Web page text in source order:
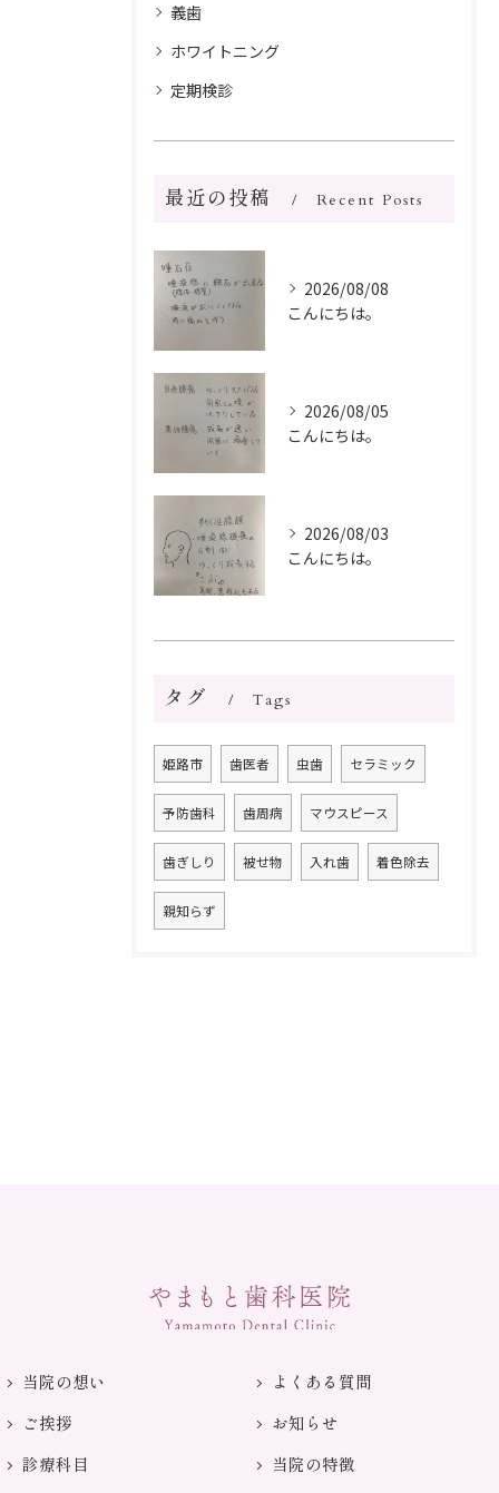
義歯
ホワイトニング
定期検診
最近の投稿 Recent Posts
2026/08/08
こんにちは。
2026/08/05
こんにちは。
2026/08/03
こんにちは。
タグ Tags
姫路市 歯医者 虫歯 セラミック
予防歯科 歯周病 マウスピース
歯ぎしり 被せ物 入れ歯 着色除去
親知らず
当院の想い
よくある質問
ご挨拶
お知らせ
診療科目
当院の特徴